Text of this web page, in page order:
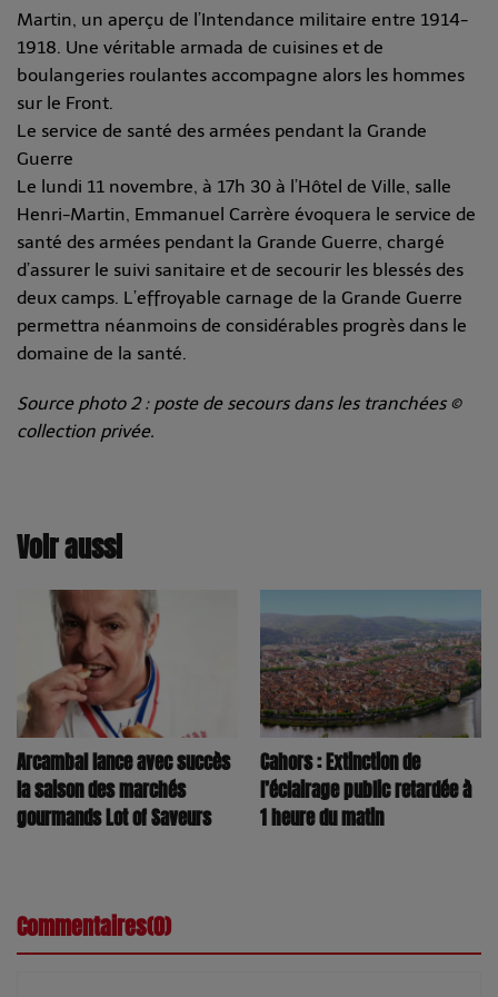
Martin, un aperçu de l’Intendance militaire entre 1914-
1918. Une véritable armada de cuisines et de
boulangeries roulantes accompagne alors les hommes
sur le Front.
Le service de santé des armées pendant la Grande
Guerre
Le lundi 11 novembre, à 17h 30 à l’Hôtel de Ville, salle
Henri-Martin, Emmanuel Carrère évoquera le service de
santé des armées pendant la Grande Guerre, chargé
d’assurer le suivi sanitaire et de secourir les blessés des
deux camps. L’effroyable carnage de la Grande Guerre
permettra néanmoins de considérables progrès dans le
domaine de la santé.
Source photo 2 : poste de secours dans les tranchées ©
collection privée.
Voir aussi
Arcambal lance avec succès
la saison des marchés
gourmands Lot of Saveurs
Cahors : Extinction de
l’éclairage public retardée à
1 heure du matin
Commentaires(0)